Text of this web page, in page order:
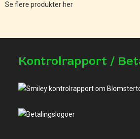
Se flere produkter her
Kontrolrapport /